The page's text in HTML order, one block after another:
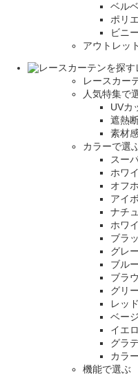
ベル
ポリ
ビニ
アウトレット
レースカー
人気特集で
UVカ
遮熱
素材
カラーで選
スー
ホワ
オフ
アイ
ナチ
ホワ
ブラ
グレ
ブル
ブラ
グリ
レッ
ベー
イエ
グラ
カラ
機能で選ぶ